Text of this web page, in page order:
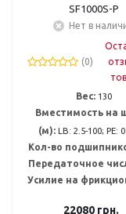
SF1000S-P
Нет в
(0)
Вес: 130
Вместимость на
(м): LB: 2.5-100; PE:
Кол-во
Передаточное
Усилие на
22080грн.